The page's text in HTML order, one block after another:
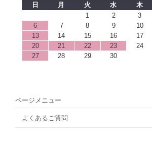
日
月 火 水 木
1
2 3
6
7 8 9 10
13
14 15 16 17
20
21 22 23 24
27
28 29 30
ページメニュー
よくあるご質問